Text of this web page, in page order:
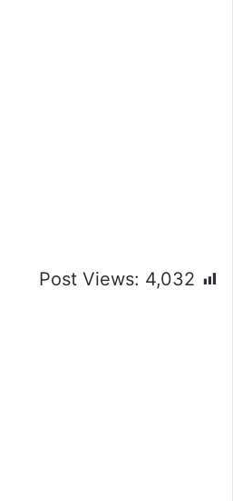
Post Views: 4,032